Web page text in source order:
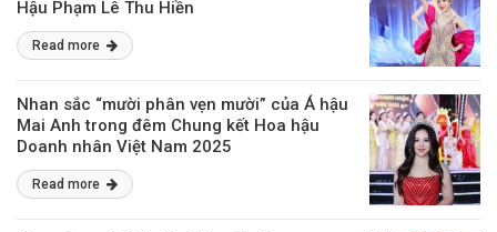
Hậu Phạm Lê Thu Hiền
Read more
Nhan sắc “mười phân vẹn mười” của Á hậu
Mai Anh trong đêm Chung kết Hoa hậu
Doanh nhân Việt Nam 2025
Read more